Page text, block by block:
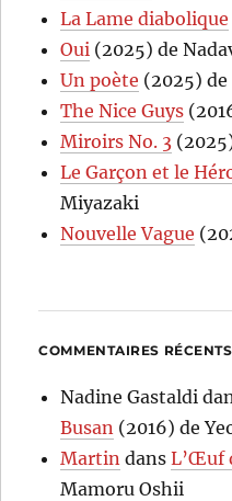
La Lame diabolique
Oui (2025) de
Un poète (2025) de
The Nice Guys
Miroirs No. 3
Le Garçon et le
Miyazaki
Nouvelle Vague
COMMENTAIRES RÉCENTS
Nadine Gastaldi
Busan (2016) de
Martin dansL’Œuf
Mamoru Oshii